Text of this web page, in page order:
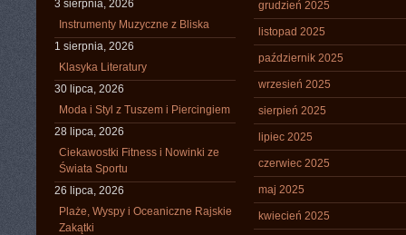
3 sierpnia, 2026
Instrumenty Muzyczne z Bliska
1 sierpnia, 2026
Klasyka Literatury
30 lipca, 2026
Moda i Styl z Tuszem i Piercingiem
28 lipca, 2026
Ciekawostki Fitness i Nowinki ze
Świata Sportu
26 lipca, 2026
Plaże, Wyspy i Oceaniczne Rajskie
Zakątki
grudzień 2025
listopad 2025
październik 2025
wrzesień 2025
sierpień 2025
lipiec 2025
czerwiec 2025
maj 2025
kwiecień 2025